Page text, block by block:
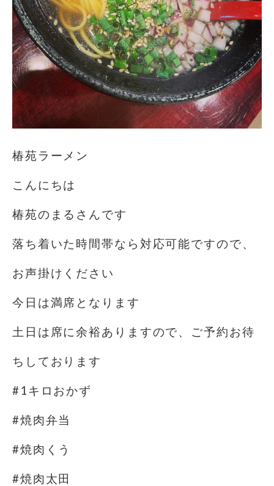
椿苑ラーメン
こんにちは️
椿苑のまるさんです
落ち着いた時間帯なら対応可能ですので、
お声掛けください
今日は満席となります
土日は席に余裕ありますので、ご予約お待
ちしております
#1キロおかず
#焼肉弁当
#焼肉くう
#焼肉太田